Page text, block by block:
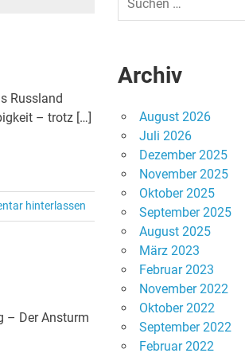
Russland
– trotz […]
hinterlassen
– Der Ansturm
Archiv
August 2026
Juli 2026
Dezember 2025
November 2025
Oktober 2025
September 2025
August 2025
März 2023
Februar 2023
November 2022
Oktober 2022
September 2022
Februar 2022